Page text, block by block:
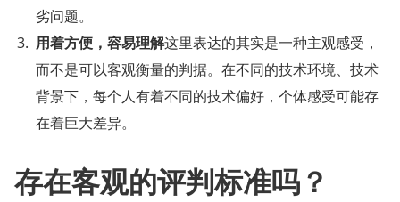
劣问题。
用着方便，容易理解这里表达的其实是一种主观感受，
而不是可以客观衡量的判据。在不同的技术环境、技术
背景下，每个人有着不同的技术偏好，个体感受可能存
在着巨大差异。
存在客观的评判标准吗？